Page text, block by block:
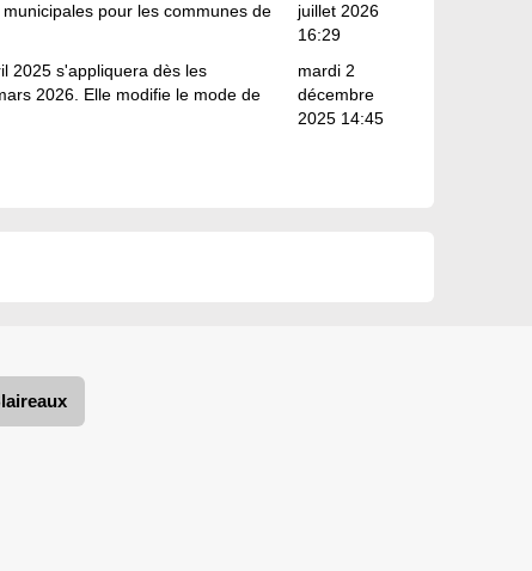
pour les communes de
juillet 2026
16:29
2025 s'appliquera dès les
2026. Elle modifie le mode de
mardi 2
décembre
2025 14:45